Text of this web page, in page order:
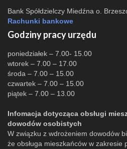
Bank Spółdzielczy Miedźna o.
Rachunki bankowe
Godziny pracy urzędu
poniedziałek – 7.00- 15.00
wtorek – 7.00 – 17.00
środa – 7.00 – 15.00
czwartek – 7.00 – 15.00
piątek – 7.00 – 13.00
Infomacja dotycząca obsługi
dowodów osobistych
W związku z wdrożeniem dowodów
że obsługa mieszkańców w zakresie